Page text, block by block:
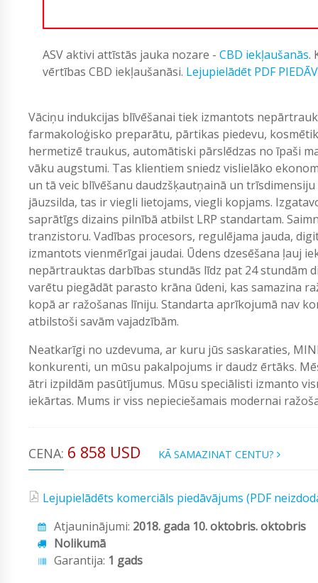
ASV aktivi attīstās jauka nozare - CBD iekļaušanās.
vērtības CBD iekļaušanāsi. Lejupielādēt PDF
Vāciņu indukcijas blīvēšanai tiek izmantots
farmakoloģisko preparātu, pārtikas piedevu,
hermetizē traukus, automātiski pārslēdzas no īpaši
vāku augstumi. Tas klientiem sniedz vislielāko
un tā veic blīvēšanu daudzšķautņainā un
jāuzsilda, tas ir viegli lietojams, viegli kopjams.
saprātīgs dizains pilnībā atbilst LRP standartam.
tranzistoru. Vadības procesors, regulējama jauda,
izmantots vienmērīgai jaudai. Ūdens dzesēšana ļauj
nepārtrauktas darbības stundās līdz pat 24 stundām
varētu piegādāt parasto krāna ūdeni, kas samazina
kopā ar ražošanas līniju. Standarta aprīkojumā nav
atbilstoši savām vajadzībām.
Neatkarīgi no uzdevuma, ar kuru jūs saskaraties,
konkurenti, un mūsu pakalpojums ir daudz ērtāks.
ātri izpildām pasūtījumus. Mūsu speciālisti izmanto
iekārtas. Mums ir viss nepieciešamais modernai
CENA: 6 858 USD KĀ SAMAZINAT CENTU?
Lejupielādēts komerciāls piedāvājums (PDF
Atjauninājumi: 2018. gada 10. oktobris. oktobris
Nolikumā
Garantija: 1 gads